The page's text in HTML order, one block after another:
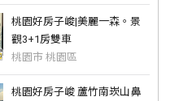
桃園好房子峻|美麗一森。景
觀3+1房雙車
桃園市 桃園區
桃園好房子峻 蘆竹南崁山鼻